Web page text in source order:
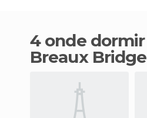
4 onde dormir em
Breaux Bridge